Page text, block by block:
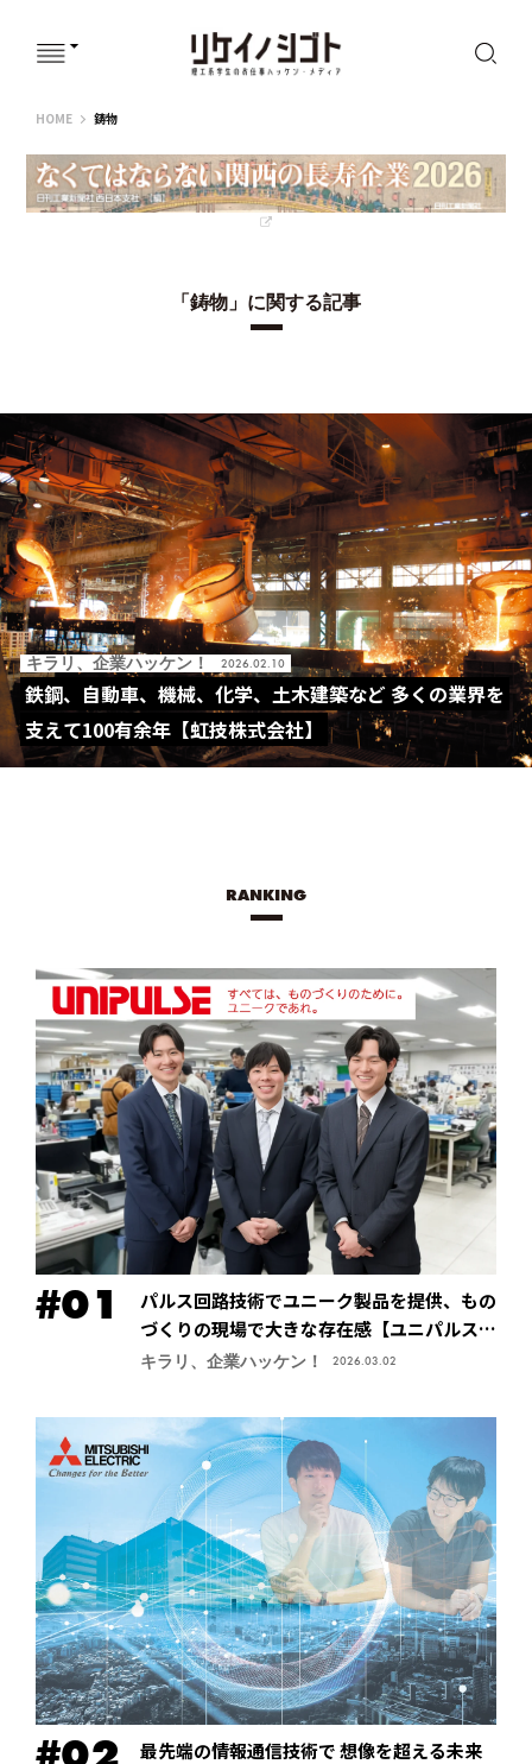
HOMEリケイノシゴト
鋳物
「鋳物」に関する記事
キラリ、企業ハッケン！ 2026.02.10
鉄鋼、自動車、機械、化学、土木建築など 多くの業界を
支えて100有余年【虹技株式会社】
RANKING
パルス回路技術でユニーク製品を提供、もの
づくりの現場で大きな存在感【ユニパルス株
式会社】
キラリ、企業ハッケン！ 2026.03.02
最先端の情報通信技術で 想像を超える未来